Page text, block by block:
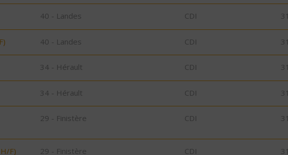
40 - Landes CDI
40 - Landes CDI
34 - Hérault CDI
34 - Hérault CDI
29 - Finistère CDI
F) 29 - Finistère CDI